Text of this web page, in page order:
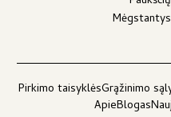
Pirkimo taisyklėsGrąžinimo
ApieBlogas